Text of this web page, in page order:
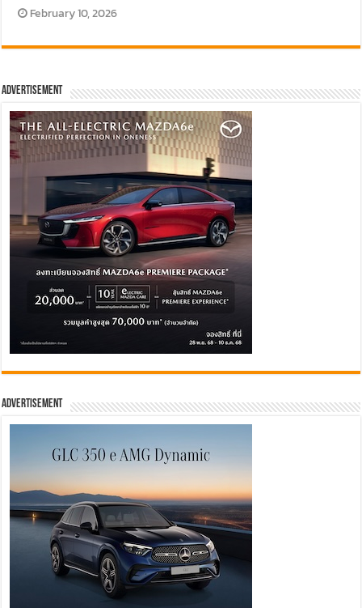
February 10, 2026
Advertisement
Advertisement